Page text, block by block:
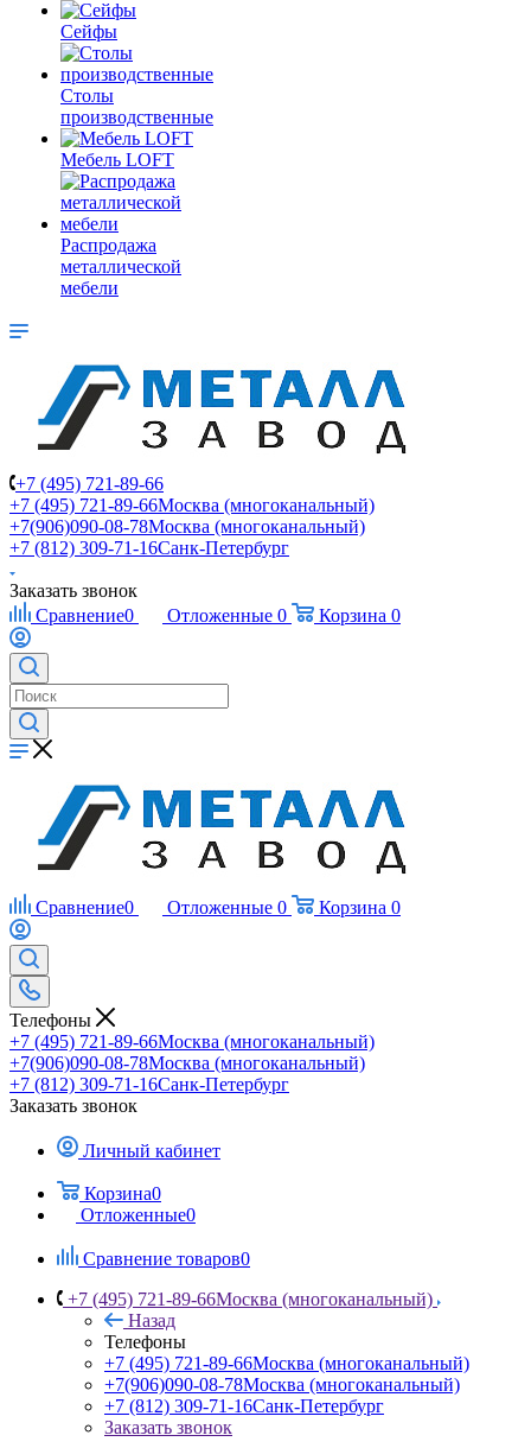
Сейфы
Столы
производственные
Мебель LOFT
Распродажа
металлической
мебели
+7 (495) 721-89-66
+7 (495) 721-89-66Москва (многоканальный)
+7(906)090-08-78Москва (многоканальный)
+7 (812) 309-71-16Санк-Петербург
Заказать звонок
Сравнение0 Отложенные 0 Корзина 0
Сравнение0 Отложенные 0 Корзина 0
Телефоны
+7 (495) 721-89-66Москва (многоканальный)
+7(906)090-08-78Москва (многоканальный)
+7 (812) 309-71-16Санк-Петербург
Заказать звонок
Личный кабинет
Корзина0
Отложенные0
Сравнение товаров0
+7 (495) 721-89-66Москва (многоканальный)
Назад
Телефоны
+7 (495) 721-89-66Москва (многоканальный)
+7(906)090-08-78Москва (многоканальный)
+7 (812) 309-71-16Санк-Петербург
Заказать звонок